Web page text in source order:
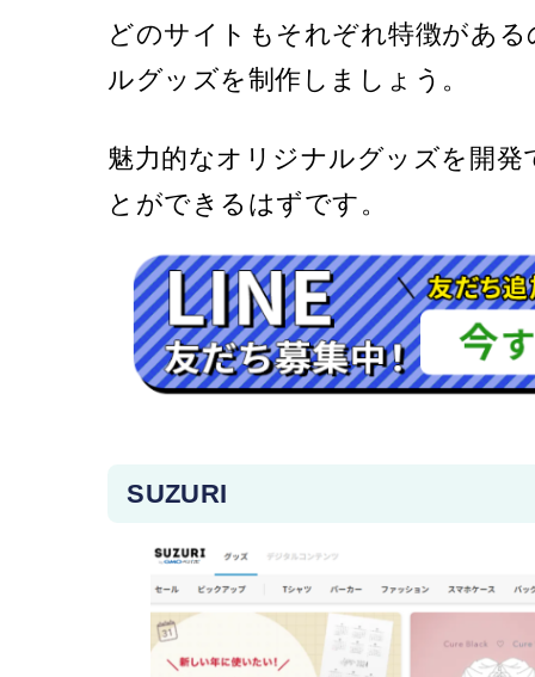
どのサイトもそれぞれ特徴があ
ルグッズを制作しましょう。
魅力的なオリジナルグッズを開
とができるはずです。
SUZURI